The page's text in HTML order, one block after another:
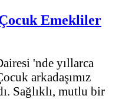
Emekliler
'nde yıllarca
arkadaşımız
Sağlıklı, mutlu bir